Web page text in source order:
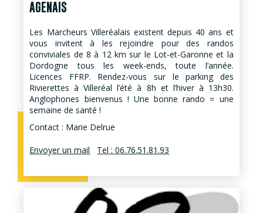
AGENAIS
Les Marcheurs Villeréalais existent depuis 40 ans et
vous invitent à les rejoindre pour des randos
conviviales de 8 à 12 km sur le Lot-et-Garonne et la
Dordogne tous les week-ends, toute l’année.
Licences FFRP. Rendez-vous sur le parking des
Rivierettes à Villeréal l’été à 8h et l’hiver à 13h30.
Anglophones bienvenus ! Une bonne rando = une
semaine de santé !
Contact : Marie Delrue
Envoyer un mail Tel : 06.76.51.81.93